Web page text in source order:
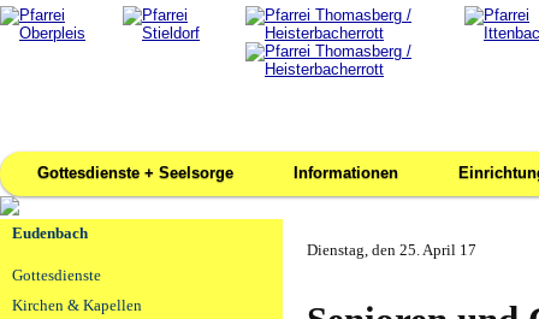
Gottesdienste + Seelsorge Informationen
Eudenbach
Gottesdienste
Kirchen & Kapellen
Dienstag, den 25. April 17